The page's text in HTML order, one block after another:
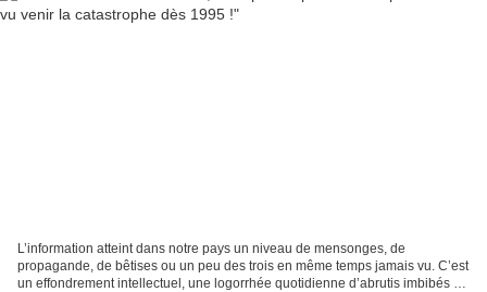
L’information atteint dans notre pays un niveau de mensonges, de
propagande, de bêtises ou un peu des trois en même temps jamais vu. C’est
un effondrement intellectuel, une logorrhée quotidienne d’abrutis imbibés de